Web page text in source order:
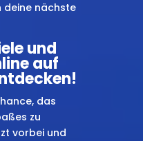
deine nächste
und
auf
das
zu
vorbei und